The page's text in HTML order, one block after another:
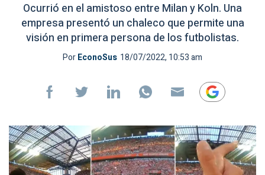
Ocurrió en el amistoso entre Milan y Koln. Una
empresa presentó un chaleco que permite una
visión en primera persona de los futbolistas.
PorEconoSus 18/07/2022, 10:53 am